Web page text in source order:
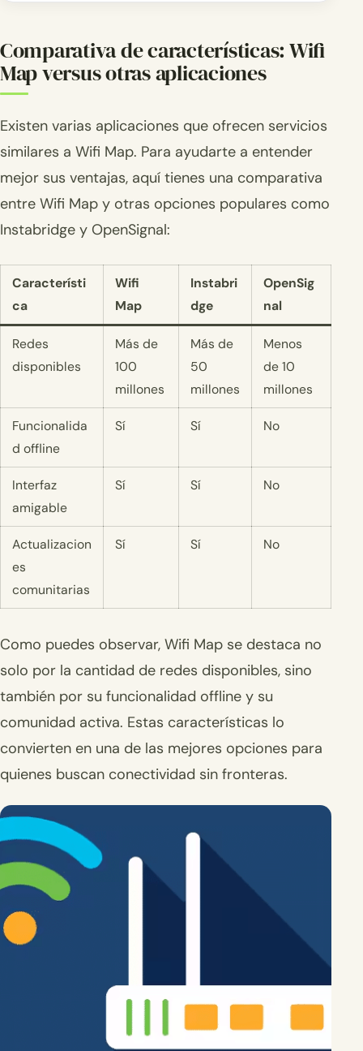
Comparativa de características: Wifi
Map versus otras aplicaciones
Existen varias aplicaciones que ofrecen servicios
similares a Wifi Map. Para ayudarte a entender
mejor sus ventajas, aquí tienes una comparativa
entre Wifi Map y otras opciones populares como
Instabridge y OpenSignal:
Característi
ca
Wifi
Map
Instabri
dge
OpenSig
nal
Redes
disponibles
Más de
100
millones
Más de
50
millones
Menos
de 10
millones
Funcionalida
d offline
Sí Sí No
Interfaz
amigable
Sí Sí No
Actualizacion
es
comunitarias
Sí Sí No
Como puedes observar, Wifi Map se destaca no
solo por la cantidad de redes disponibles, sino
también por su funcionalidad offline y su
comunidad activa. Estas características lo
convierten en una de las mejores opciones para
quienes buscan conectividad sin fronteras.